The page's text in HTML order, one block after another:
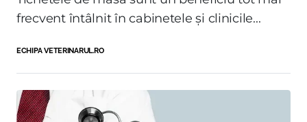
frecvent întâlnit în cabinetele și clinicile...
ECHIPA VETERINARUL.RO